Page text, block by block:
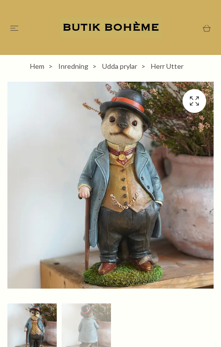
Hem Inredning Udda prylar Herr Utter